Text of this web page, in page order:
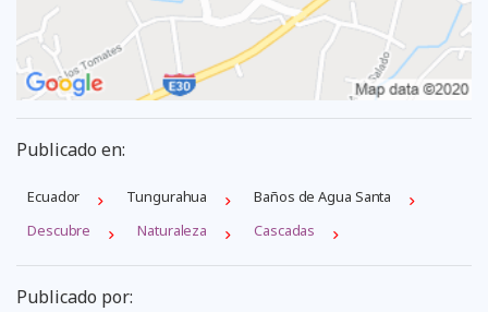
Publicado en:
Ecuador Tungurahua
Baños de Agua Santa
Descubre
Naturaleza Cascadas
Publicado por: